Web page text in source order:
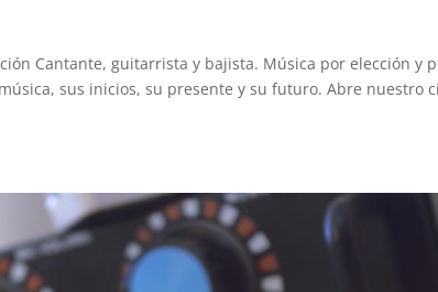
Cantante, guitarrista y bajista. Música por elección y
sus inicios, su presente y su futuro. Abre nuestro